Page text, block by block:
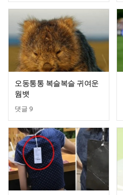
오동통통 복슬복슬 귀여운
웜뱃
댓글 9